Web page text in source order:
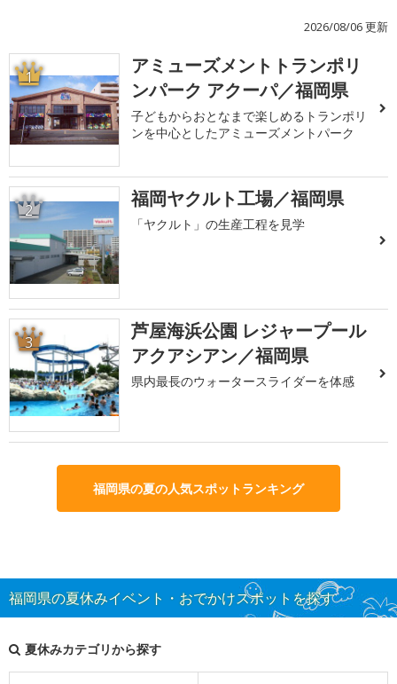
2026/08/06 更新
1
アミューズメントトランポリ
ンパーク アクーパ／福岡県
子どもからおとなまで楽しめるトランポリ
ンを中心としたアミューズメントパーク
2 福岡ヤクルト工場／福岡県
「ヤクルト」の生産工程を見学
3
芦屋海浜公園 レジャープール
アクアシアン／福岡県
県内最長のウォータースライダーを体感
福岡県の夏の人気スポットランキング
福岡県の夏休みイベント・おでかけスポットを探す
夏休みカテゴリから探す